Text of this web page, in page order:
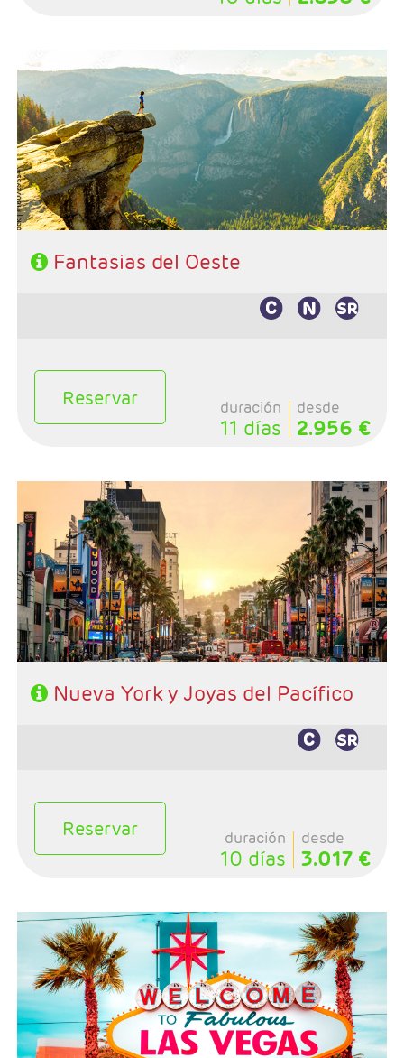
- Salida: Sábados
- Ruta: Los Angeles - Grand Canyon - Las Vegas -
Fresno o Mammoth Lakes - Yosemite - San Francisco -
Monterey - Carmel - Lompoc - Santa Bárbara - Los
angeles
- Categoría hotelera: 3*- 4*
- Régimen: Alojamiento y desayuno en circuito (7
desayunos)
Fantasias del Oeste
Reservar duración
11 días
desde
2.956 €
- Salidas: Lunes
- Ruta: 3 noches (ampliables) Nueva York adelantando
fecha de salida, 2 noches S.Francisco, 1 Lompoc y 2 Los
Angeles
- Categoría hotelera: A su elección en N.York y Primera
en Circuito
- Régimen: A su elección en N.York y En circuito: AD
Nueva York y Joyas del Pacífico
Reservar duración
10 días
desde
3.017 €
- Salida: Lunes
- Ruta: Las Vegas - Fresno - Yosemite - San Francisco -
Monterey - Lompoc - Santa Bárbara - Los Angeles
- Categoría hotelera: 3*- 4*
- Régimen: Alojamiento y desayuno